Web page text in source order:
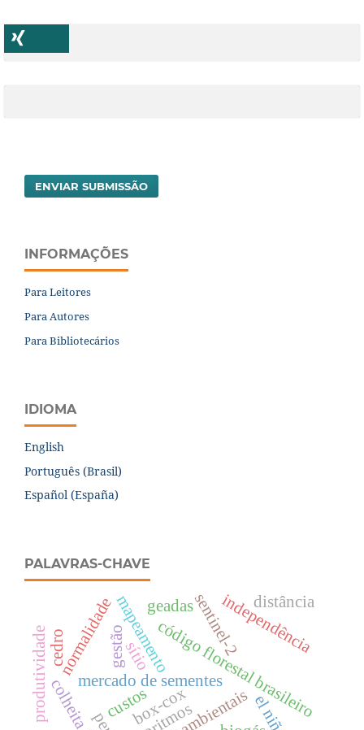
ENVIAR SUBMISSÃO
INFORMAÇÕES
Para Leitores
Para Autores
Para Bibliotecários
IDIOMA
English
Português (Brasil)
Español (España)
PALAVRAS-CHAVE
mercado de sementescódigo florestal brasileiro
mapeamento sentinel-2
custos
produtividade gestão independência
normalidade
box-cox
sítio
cedro
el niño
distância
geadas